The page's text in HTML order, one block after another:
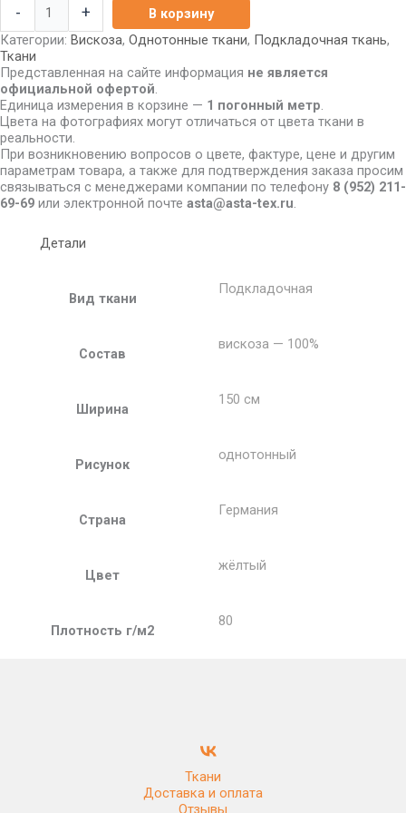
- +
В корзину
Категории: Вискоза, Однотонные ткани, Подкладочная ткань,
Ткани
Представленная на сайте информация не является
официальной офертой.
Единица измерения в корзине — 1 погонный метр.
Цвета на фотографиях могут отличаться от цвета ткани в
реальности.
При возникновению вопросов о цвете, фактуре, цене и другим
параметрам товара, а также для подтверждения заказа просим
связываться с менеджерами компании по телефону 8 (952) 211-
69-69 или электронной почте asta@asta-tex.ru.
Детали
Вид ткани
Подкладочная
Состав
вискоза — 100%
Ширина
150 см
Рисунок
однотонный
Страна
Германия
Цвет
жёлтый
Плотность г/м2
80
Ткани
Доставка и оплата
Отзывы